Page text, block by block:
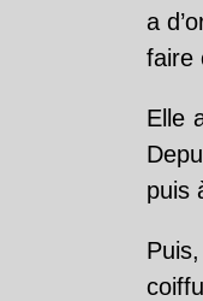
a
faire
Elle
puis